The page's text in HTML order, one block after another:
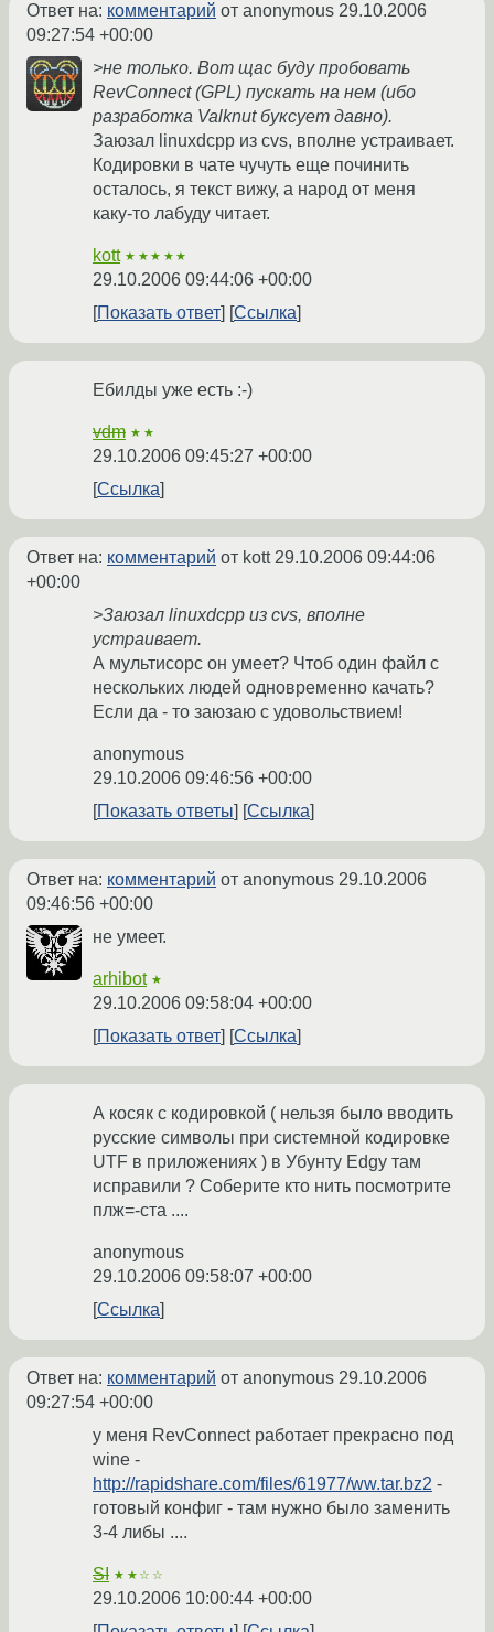
Ответ на: комментарий от anonymous 29.10.2006
09:27:54 +00:00
>не только. Вот щас буду пробовать
RevConnect (GPL) пускать на нем (ибо
разработка Valknut буксует давно).
Заюзал linuxdcpp из cvs, вполне устраивает.
Кодировки в чате чучуть еще починить
осталось, я текст вижу, а народ от меня
каку-то лабуду читает.
kott ★★★★★
29.10.2006 09:44:06 +00:00
Показать ответ
Ссылка
Ебилды уже есть :-)
vdm ★★
29.10.2006 09:45:27 +00:00
Ссылка
Ответ на: комментарий от kott29.10.2006 09:44:06
+00:00
>Заюзал linuxdcpp из cvs, вполне
устраивает.
А мультисорс он умеет? Чтоб один файл с
нескольких людей одновременно качать?
Если да - то заюзаю с удовольствием!
anonymous
29.10.2006 09:46:56 +00:00
Показать ответы
Ссылка
Ответ на: комментарий от anonymous 29.10.2006
09:46:56 +00:00
не умеет.
arhibot ★
29.10.2006 09:58:04 +00:00
Показать ответ
Ссылка
А косяк с кодировкой ( нельзя было вводить
русские символы при системной кодировке
UTF в приложениях ) в Убунту Edgy там
исправили ? Соберите кто нить посмотрите
плж=-ста ....
anonymous
29.10.2006 09:58:07 +00:00
Ссылка
Ответ на: комментарий от anonymous 29.10.2006
09:27:54 +00:00
у меня RevConnect работает прекрасно под
wine -
http://rapidshare.com/files/61977/ww.tar.bz2 -
готовый конфиг - там нужно было заменить
3-4 либы ....
SI ★★☆☆
29.10.2006 10:00:44 +00:00